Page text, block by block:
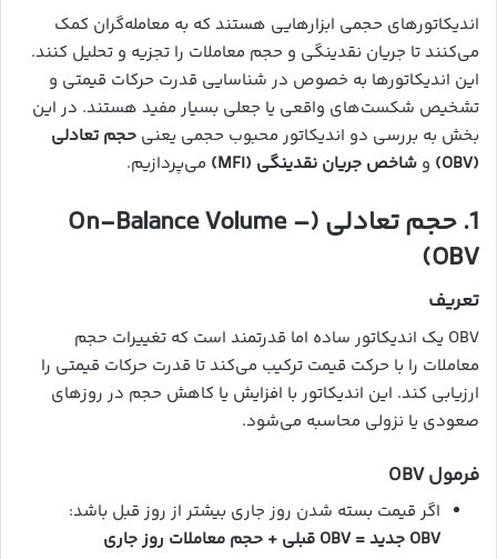
اندیکاتورهای حجمی ابزارهایی هستند که به معامله‌گران کمک
می‌کنند تا جریان نقدینگی و حجم معاملات را تجزیه و تحلیل کنند.
این اندیکاتورها به خصوص در شناسایی قدرت حرکات قیمتی و
تشخیص شکست‌های واقعی یا جعلی بسیار مفید هستند. در این
بخش به بررسی دو اندیکاتور محبوب حجمی یعنی حجم تعادلی
(OBV)
و شاخص جریان نقدینگی (MFI) می‌پردازیم.
1. حجم تعادلی (On-Balance Volume –
OBV)
تعریف
OBV یک اندیکاتور ساده اما قدرتمند است که تغییرات حجم
معاملات را با حرکت قیمت ترکیب می‌کند تا قدرت حرکات قیمتی را
ارزیابی کند. این اندیکاتور با افزایش یا کاهش حجم در روزهای
صعودی یا نزولی محاسبه می‌شود.
فرمول OBV
اگر قیمت بسته شدن روز جاری بیشتر از روز قبل باشد:
OBV جدید = OBV قبلی + حجم معاملات روز جاری